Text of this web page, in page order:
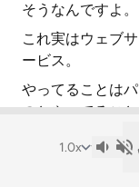
そうなんですよ
これ実はウェブ
ービス。
やってることは
のとやってるこ
うすだ